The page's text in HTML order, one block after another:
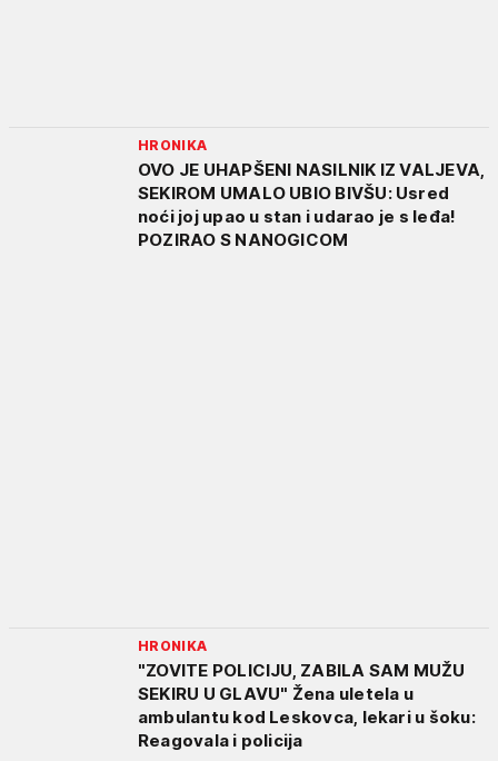
HRONIKA
OVO JE UHAPŠENI NASILNIK IZ VALJEVA,
SEKIROM UMALO UBIO BIVŠU: Usred
noći joj upao u stan i udarao je s leđa!
POZIRAO S NANOGICOM
HRONIKA
"ZOVITE POLICIJU, ZABILA SAM MUŽU
SEKIRU U GLAVU" Žena uletela u
ambulantu kod Leskovca, lekari u šoku:
Reagovala i policija